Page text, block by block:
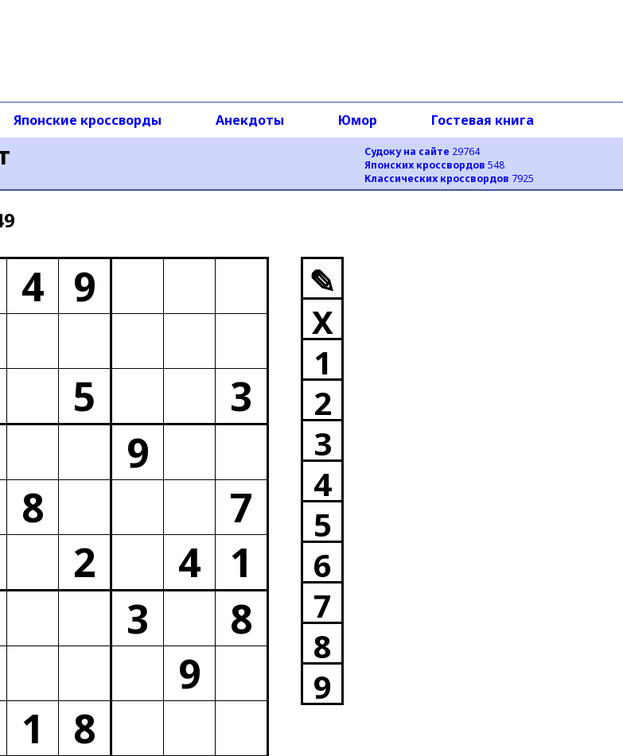
Судоку на сайте 29764
Японских кроссвордов 548
Классических кроссвордов 7925
Японские кроссворды Анекдоты Юмор Гостевая книга
4 9
5
3
9
8
7
2 4 1
3
8
9
1 8
✎
X
1
2
3
4
5
6
7
8
9